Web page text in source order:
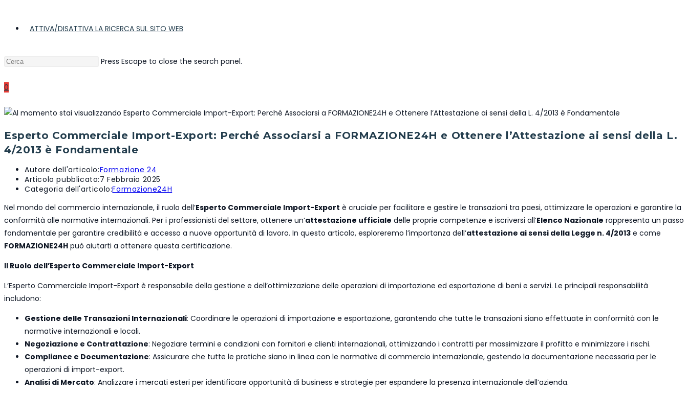
ATTIVA/DISATTIVA LA RICERCA SUL SITO WEB
Press Escape to close the search panel.
0
Esperto Commerciale Import-Export: Perché Associarsi a FORMAZIONE24H e Ottenere l’Attestazione ai sensi della L.
4/2013 è Fondamentale
Autore dell'articolo:Formazione 24
Articolo pubblicato:7 Febbraio 2025
Categoria dell'articolo:Formazione24H
Nel mondo del commercio internazionale, il ruolo dell’Esperto Commerciale Import-Export è cruciale per facilitare e gestire le transazioni tra paesi, ottimizzare le operazioni e garantire la
conformità alle normative internazionali. Per i professionisti del settore, ottenere un’attestazione ufficiale delle proprie competenze e iscriversi all’Elenco Nazionale rappresenta un passo
fondamentale per garantire credibilità e accesso a nuove opportunità di lavoro. In questo articolo, esploreremo l’importanza dell’attestazione ai sensi della Legge n. 4/2013 e come
FORMAZIONE24H può aiutarti a ottenere questa certificazione.
Il Ruolo dell’Esperto Commerciale Import-Export
L’Esperto Commerciale Import-Export è responsabile della gestione e dell’ottimizzazione delle operazioni di importazione ed esportazione di beni e servizi. Le principali responsabilità
includono:
Gestione delle Transazioni Internazionali: Coordinare le operazioni di importazione e esportazione, garantendo che tutte le transazioni siano effettuate in conformità con le
normative internazionali e locali.
Negoziazione e Contrattazione: Negoziare termini e condizioni con fornitori e clienti internazionali, ottimizzando i contratti per massimizzare il profitto e minimizzare i rischi.
Compliance e Documentazione: Assicurare che tutte le pratiche siano in linea con le normative di commercio internazionale, gestendo la documentazione necessaria per le
operazioni di import-export.
Analisi di Mercato: Analizzare i mercati esteri per identificare opportunità di business e strategie per espandere la presenza internazionale dell’azienda.